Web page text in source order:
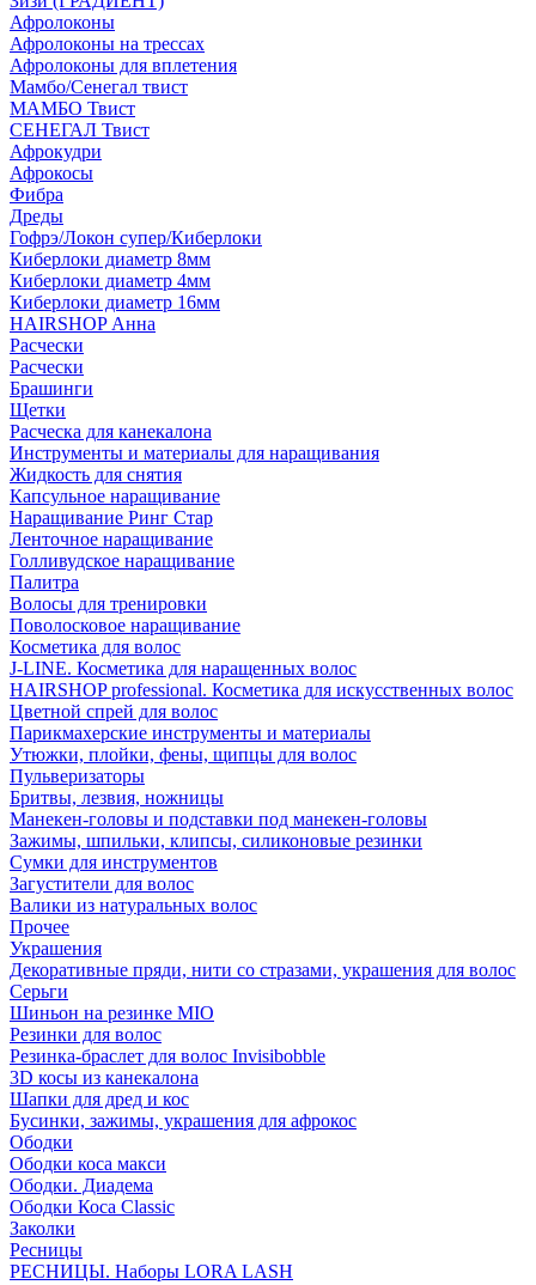
Афролоконы
Афролоконы на трессах
Афролоконы для вплетения
Мамбо/Сенегал твист
МАМБО Твист
СЕНЕГАЛ Твист
Афрокудри
Афрокосы
Фибра
Дреды
Гофрэ/Локон супер/Киберлоки
Киберлоки диаметр 8мм
Киберлоки диаметр 4мм
Киберлоки диаметр 16мм
HAIRSHOP Анна
Расчески
Расчески
Брашинги
Щетки
Расческа для канекалона
Инструменты и материалы для наращивания
Жидкость для снятия
Капсульное наращивание
Наращивание Ринг Стар
Ленточное наращивание
Голливудское наращивание
Палитра
Волосы для тренировки
Поволосковое наращивание
Косметика для волос
J-LINE. Косметика для наращенных волос
HAIRSHOP professional. Косметика для искусственных волос
Цветной спрей для волос
Парикмахерские инструменты и материалы
Утюжки, плойки, фены, щипцы для волос
Пульверизаторы
Бритвы, лезвия, ножницы
Манекен-головы и подставки под манекен-головы
Зажимы, шпильки, клипсы, силиконовые резинки
Сумки для инструментов
Загустители для волос
Валики из натуральных волос
Прочее
Украшения
Декоративные пряди, нити со стразами, украшения для волос
Серьги
Шиньон на резинке MIO
Резинки для волос
Резинка-браслет для волос Invisibobble
3D косы из канекалона
Шапки для дред и кос
Бусинки, зажимы, украшения для афрокос
Ободки
Ободки коса макси
Ободки. Диадема
Ободки Коса Classic
Заколки
Ресницы
РЕСНИЦЫ. Наборы LORA LASH